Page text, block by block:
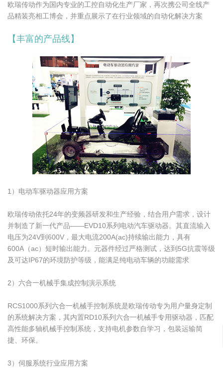
欧瑞传动作为国内专业的工控自动化生产厂家，再次携公司全线产
品精装亮相工博会，并重点展示了在行业领域的自动化解决方案
【丰富的产品线】
1）电动车驱动器应用方案
欧瑞传动依托24年的变频器研发和生产经验，结合用户需求，设计
并制造了新一代产品——EVD10系列电动汽车驱动器。其直流输入
电压为24V到600V，最大电流200A(ac)持续输出能力，具有
600A（ac）短时输出能力。元器件经过严格测试，达到5G抗震等级
及可达IP67的环境防护等级，能满足纯电动车辆的功能需求
2）六合一机械手集成控制演示系统
RCS1000系列六合一机械手控制系统是欧瑞传动专为用户量身定制
的系统解决方案，其内置RD10系列六合一机械手专用驱动器，匹配
高性能多轴机械手控制系统，支持电机参数自学习，包装运输简
捷、环保。
3）伺服系统行业应用方案